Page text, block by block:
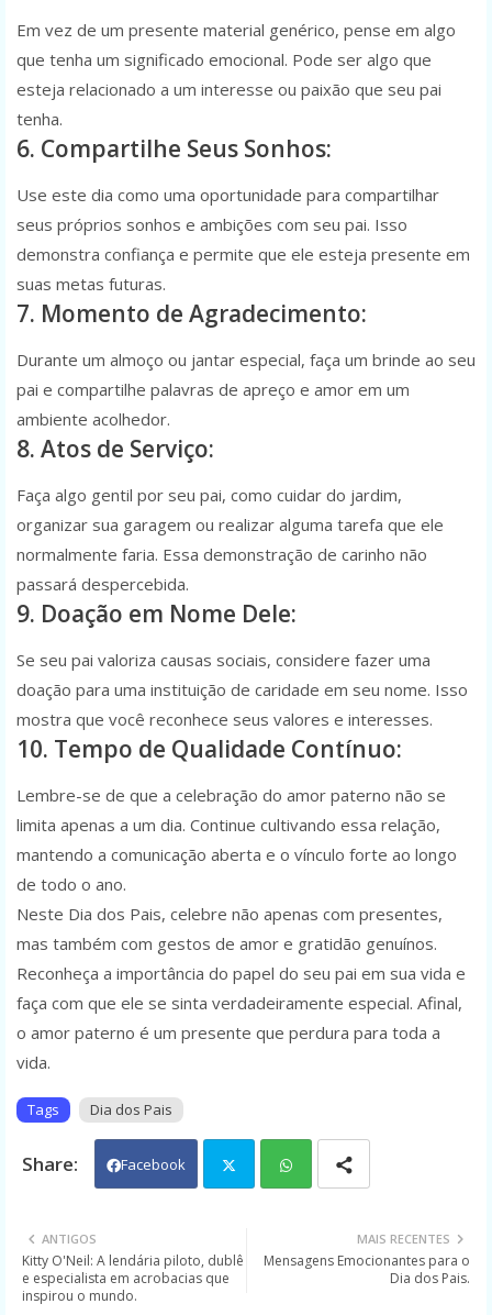
Em vez de um presente material genérico, pense em algo
que tenha um significado emocional. Pode ser algo que
esteja relacionado a um interesse ou paixão que seu pai
tenha.
6. Compartilhe Seus Sonhos:
Use este dia como uma oportunidade para compartilhar
seus próprios sonhos e ambições com seu pai. Isso
demonstra confiança e permite que ele esteja presente em
suas metas futuras.
7. Momento de Agradecimento:
Durante um almoço ou jantar especial, faça um brinde ao seu
pai e compartilhe palavras de apreço e amor em um
ambiente acolhedor.
8. Atos de Serviço:
Faça algo gentil por seu pai, como cuidar do jardim,
organizar sua garagem ou realizar alguma tarefa que ele
normalmente faria. Essa demonstração de carinho não
passará despercebida.
9. Doação em Nome Dele:
Se seu pai valoriza causas sociais, considere fazer uma
doação para uma instituição de caridade em seu nome. Isso
mostra que você reconhece seus valores e interesses.
10. Tempo de Qualidade Contínuo:
Lembre-se de que a celebração do amor paterno não se
limita apenas a um dia. Continue cultivando essa relação,
mantendo a comunicação aberta e o vínculo forte ao longo
de todo o ano.
Neste Dia dos Pais, celebre não apenas com presentes,
mas também com gestos de amor e gratidão genuínos.
Reconheça a importância do papel do seu pai em sua vida e
faça com que ele se sinta verdadeiramente especial. Afinal,
o amor paterno é um presente que perdura para toda a
vida.
Tags Dia dos Pais
Facebook
ter ats
MAIS RECENTES
Mensagens Emocionantes para o
Dia dos Pais.
ANTIGOS
Kitty O'Neil: A lendária piloto, dublê
e especialista em acrobacias que
inspirou o mundo.